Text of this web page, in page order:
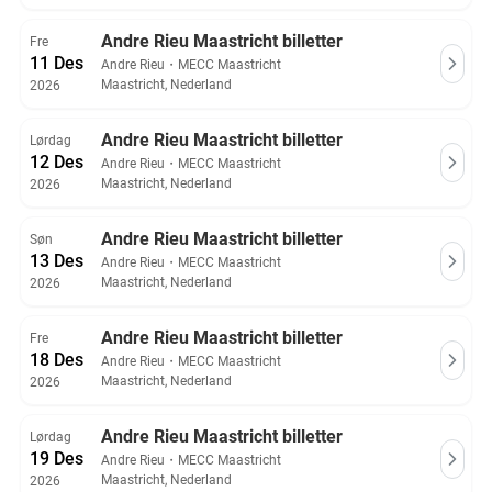
Fre
11 Des
2026
Andre Rieu Maastricht billetter
Andre Rieu ・ MECC Maastricht
Maastricht, Nederland
Lørdag
12 Des
2026
Andre Rieu Maastricht billetter
Andre Rieu ・ MECC Maastricht
Maastricht, Nederland
Søn
13 Des
2026
Andre Rieu Maastricht billetter
Andre Rieu ・ MECC Maastricht
Maastricht, Nederland
Fre
18 Des
2026
Andre Rieu Maastricht billetter
Andre Rieu ・ MECC Maastricht
Maastricht, Nederland
Lørdag
19 Des
2026
Andre Rieu Maastricht billetter
Andre Rieu ・ MECC Maastricht
Maastricht, Nederland